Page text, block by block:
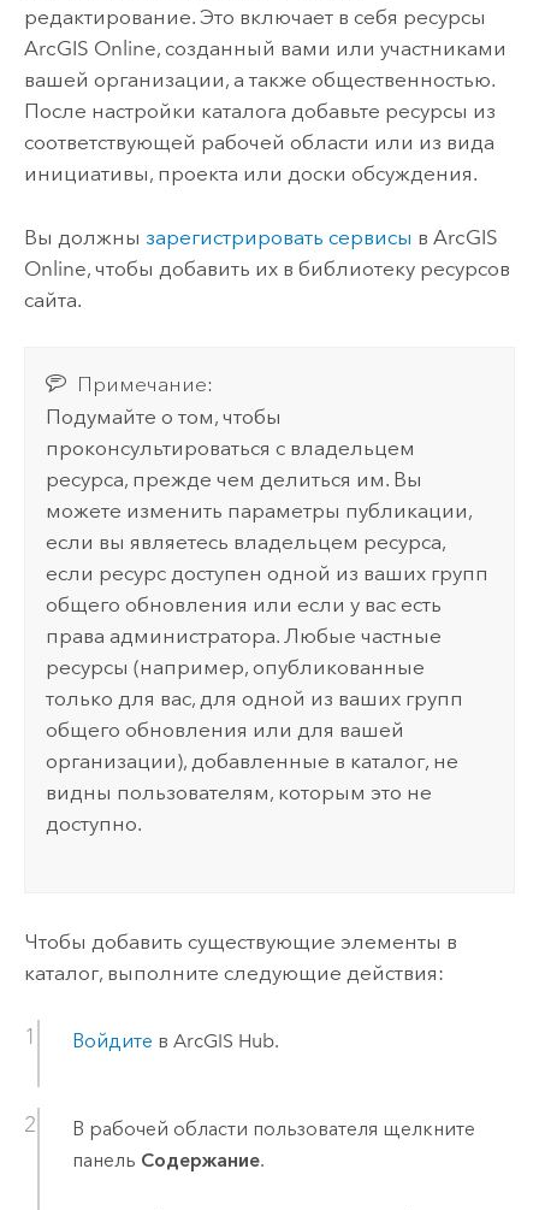
редактирование. Это включает в себя ресурсы
ArcGIS Online, созданный вами или участниками
вашей организации, а также общественностью.
После настройки каталога добавьте ресурсы из
соответствующей рабочей области или из вида
инициативы, проекта или доски обсуждения.
Вы должны зарегистрировать сервисы в ArcGIS
Online, чтобы добавить их в библиотеку ресурсов
сайта.
Примечание:
Подумайте о том, чтобы
проконсультироваться с владельцем
ресурса, прежде чем делиться им. Вы
можете изменить параметры публикации,
если вы являетесь владельцем ресурса,
если ресурс доступен одной из ваших групп
общего обновления или если у вас есть
права администратора. Любые частные
ресурсы (например, опубликованные
только для вас, для одной из ваших групп
общего обновления или для вашей
организации), добавленные в каталог, не
видны пользователям, которым это не
доступно.
Чтобы добавить существующие элементы в
каталог, выполните следующие действия:
Войдите в ArcGIS Hub.
В рабочей области пользователя щелкните
панель Содержание.